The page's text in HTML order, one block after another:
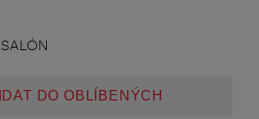
DO OBLÍBENÝCH